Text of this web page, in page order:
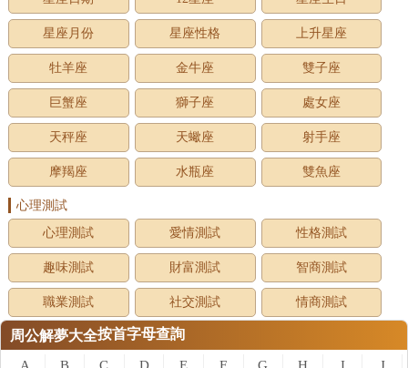
星座月份 星座性格 上升星座
牡羊座 金牛座 雙子座
巨蟹座 獅子座 處女座
天秤座 天蠍座 射手座
摩羯座 水瓶座 雙魚座
心理測試
心理測試
愛情測試 性格測試
趣味測試 財富測試 智商測試
職業測試 社交測試 情商測試
周公解夢大全按首字母查詢
A B C D E F G H I J